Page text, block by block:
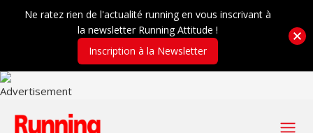
Ne ratez rien de l'actualité running en vous inscrivant à
la newsletter Running Attitude !
Inscription à la Newsletter